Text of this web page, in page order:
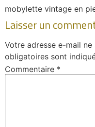
mobylette vintage en
Laisser un
Votre adresse e-mail ne
obligatoires sont
Commentaire *